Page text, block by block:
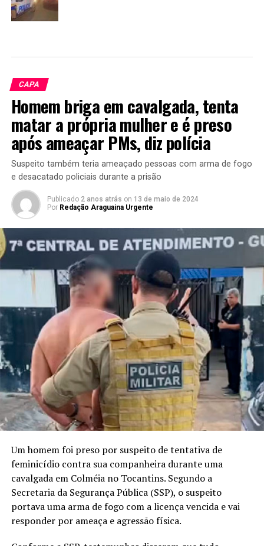
CAPA
Homem briga em cavalgada, tenta
matar a própria mulher e é preso
após ameaçar PMs, diz polícia
Suspeito também teria ameaçado pessoas com arma de fogo
e desacatado policiais durante a prisão
Publicado 2 anos atrás on 13 de maio de 2024
Por Redação Araguaina Urgente
Um homem foi preso por suspeito de tentativa de
feminicídio contra sua companheira durante uma
cavalgada em Colméia no Tocantins. Segundo a
Secretaria da Segurança Pública (SSP), o suspeito
portava uma arma de fogo com a licença vencida e vai
responder por ameaça e agressão física.